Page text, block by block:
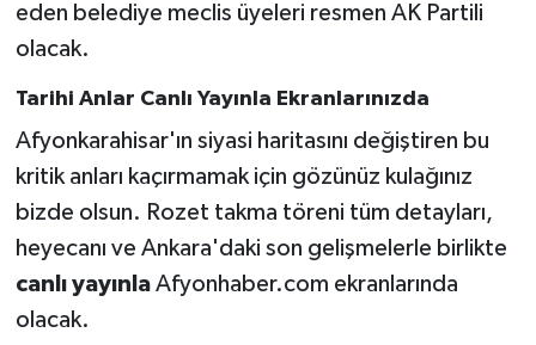
eden belediye meclis üyeleri resmen AK Partili
olacak.
Tarihi Anlar Canlı Yayınla Ekranlarınızda
Afyonkarahisar'ın siyasi haritasını değiştiren bu
kritik anları kaçırmamak için gözünüz kulağınız
bizde olsun. Rozet takma töreni tüm detayları,
heyecanı ve Ankara'daki son gelişmelerle birlikte
canlı yayınlaAfyonhaber.com ekranlarında
olacak.